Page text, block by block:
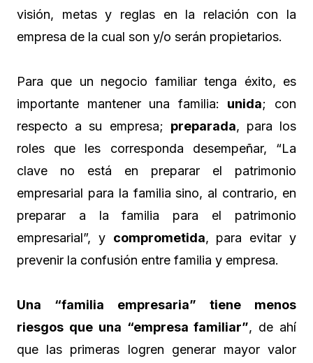
visión, metas y reglas en la relación con la
empresa de la cual son y/o serán propietarios.
Para que un negocio familiar tenga éxito, es
importante mantener una familia: unida; con
respecto a su empresa; preparada, para los
roles que les corresponda desempeñar, “La
clave no está en preparar el patrimonio
empresarial para la familia sino, al contrario, en
preparar a la familia para el patrimonio
empresarial”, y comprometida, para evitar y
prevenir la confusión entre familia y empresa.
Una “familia empresaria” tiene menos
riesgos que una “empresa familiar”, de ahí
que las primeras logren generar mayor valor